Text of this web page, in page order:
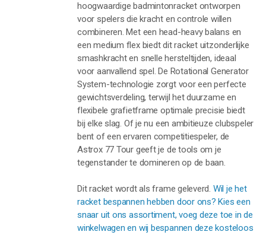
hoogwaardige badmintonracket ontworpen
voor spelers die kracht en controle willen
combineren. Met een head-heavy balans en
een medium flex biedt dit racket uitzonderlijke
smashkracht en snelle hersteltijden, ideaal
voor aanvallend spel. De Rotational Generator
System-technologie zorgt voor een perfecte
gewichtsverdeling, terwijl het duurzame en
flexibele grafietframe optimale precisie biedt
bij elke slag. Of je nu een ambitieuze clubspeler
bent of een ervaren competitiespeler, de
Astrox 77 Tour geeft je de tools om je
tegenstander te domineren op de baan.
Dit racket wordt als frame geleverd. Wil je het
racket bespannen hebben door ons? Kies een
snaar uit ons assortiment, voeg deze toe in de
winkelwagen en wij bespannen deze kosteloos